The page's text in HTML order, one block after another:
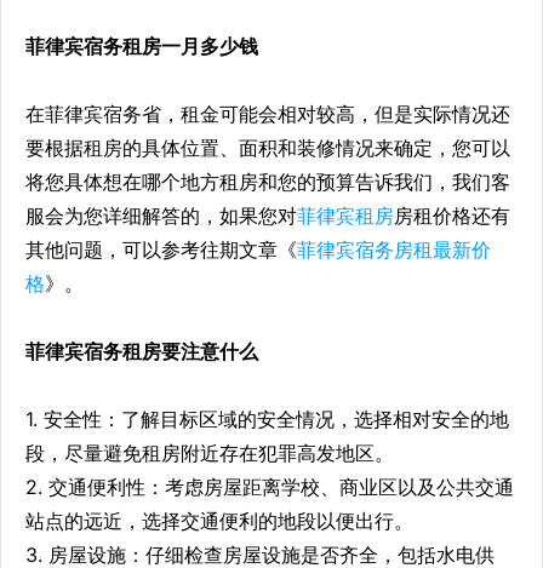
菲律宾宿务租房一月多少钱
在菲律宾宿务省，租金可能会相对较高，但是实际情况还
要根据租房的具体位置、面积和装修情况来确定，您可以
将您具体想在哪个地方租房和您的预算告诉我们，我们客
服会为您详细解答的，如果您对菲律宾租房房租价格还有
其他问题，可以参考往期文章《菲律宾宿务房租最新价
格》。
菲律宾宿务租房要注意什么
1. 安全性：了解目标区域的安全情况，选择相对安全的地
段，尽量避免租房附近存在犯罪高发地区。
2. 交通便利性：考虑房屋距离学校、商业区以及公共交通
站点的远近，选择交通便利的地段以便出行。
3. 房屋设施：仔细检查房屋设施是否齐全，包括水电供